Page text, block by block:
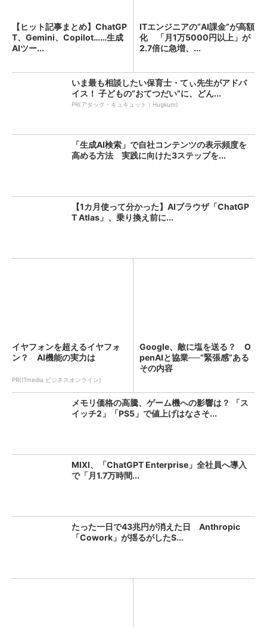
【ヒット記事まとめ】ChatGP
T、Gemini、Copilot……生成
AIツー...
ITエンジニアの“AI課金”が高額
化 「月1万5000円以上」が
2.7倍に急増、...
いま最も相談したい保育士・てぃ先生がアドバ
イス！ 子どもの“おてつだい”に、どん...
PR(アタック・キュキュット｜Hugkum)
「生成AI検索」で自社コンテンツの表示頻度を
高める方法 実践に向けた3ステップを...
【1カ月使って分かった】AIブラウザ「ChatGP
T Atlas」、乗り換え前に...
イヤフォンを超えるイヤフォ
ン？ AI機能の実力は
PR(ITmedia ビジネスオンライン)
Google、敵に塩を送る？ O
penAIと協業──“緊張感”ある
その内容
メモリ価格の高騰、ゲーム機への影響は？ 「ス
イッチ2」「PS5」で値上げはなさそ...
MIXI、「ChatGPT Enterprise」全社員へ導入
で「月1.7万時間...
たった一日で43兆円が消えた日 Anthropic
「Cowork」が揺るがしたS...